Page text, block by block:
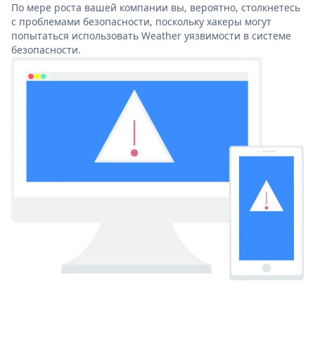
По мере роста вашей компании вы, вероятно, столкнетесь
с проблемами безопасности, поскольку хакеры могут
попытаться использовать Weather уязвимости в системе
безопасности.